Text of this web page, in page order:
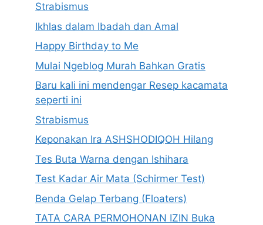
Strabismus
Ikhlas dalam Ibadah dan Amal
Happy Birthday to Me
Mulai Ngeblog Murah Bahkan Gratis
Baru kali ini mendengar Resep kacamata
seperti ini
Strabismus
Keponakan Ira ASHSHODIQOH Hilang
Tes Buta Warna dengan Ishihara
Test Kadar Air Mata (Schirmer Test)
Benda Gelap Terbang (Floaters)
TATA CARA PERMOHONAN IZIN Buka